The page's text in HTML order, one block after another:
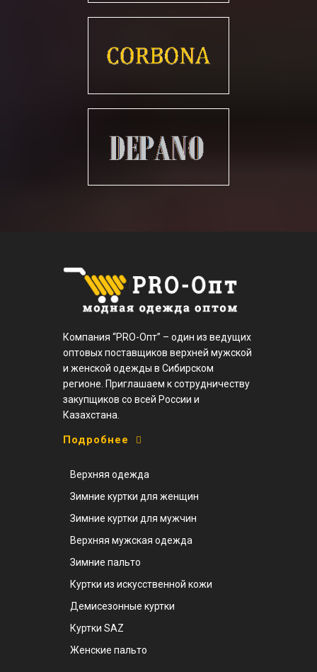
Компания “PRO-Опт” – один из ведущих
оптовых поставщиков верхней мужской
и женской одежды в Сибирском
регионе. Приглашаем к сотрудничеству
закупщиков со всей России и
Казахстана.
Подробнее
Верхняя одежда
Зимние куртки для женщин
Зимние куртки для мужчин
Верхняя мужская одежда
Зимние пальто
Куртки из искусственной кожи
Демисезонные куртки
Куртки SAZ
Женские пальто